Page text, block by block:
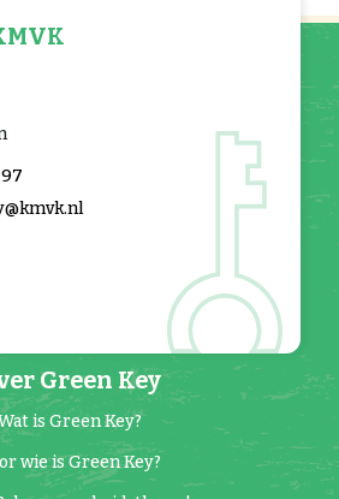
Green Key
is Green Key?
wie is Green Key?